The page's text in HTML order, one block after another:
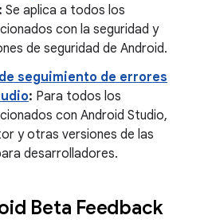
: Se aplica a todos los
con la seguridad y
de seguridad de Android.
seguimiento de errores
: Para todos los
con Android Studio,
y otras versiones de las
desarrolladores.
Beta Feedback